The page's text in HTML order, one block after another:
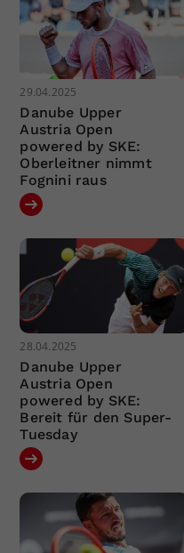
29.04.2025
Danube Upper
Austria Open
powered by SKE:
Oberleitner nimmt
Fognini raus
28.04.2025
Danube Upper
Austria Open
powered by SKE:
Bereit für den Super-
Tuesday